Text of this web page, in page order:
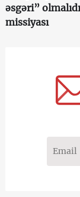
əsgəri”
missiyası